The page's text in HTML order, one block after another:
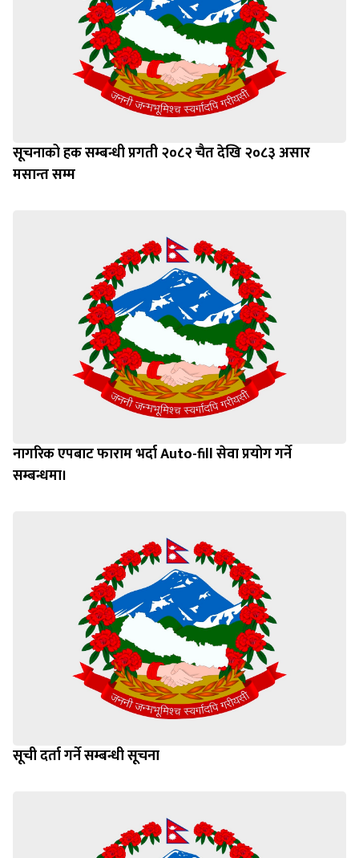
सूचनाको हक सम्बन्धी प्रगती २०८२ चैत देखि २०८३ असार
मसान्त सम्म
नागरिक एपबाट फाराम भर्दा Auto-fill सेवा प्रयोग गर्ने
सम्बन्धमा।
सूची दर्ता गर्ने सम्बन्धी सूचना